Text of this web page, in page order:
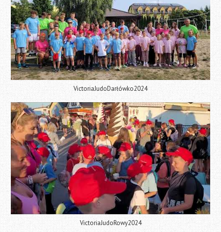
VictoriaJudoDarłówko2024
VictoriaJudoRowy2024